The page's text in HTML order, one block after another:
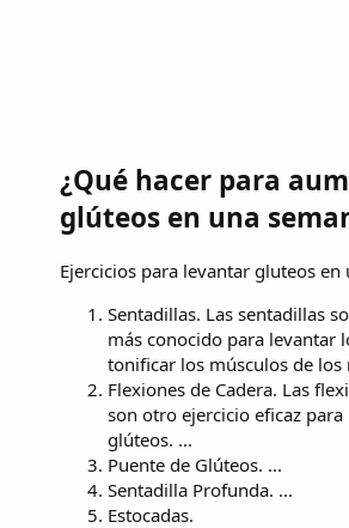
¿Qué hacer para
glúteos en una
Ejercicios para levantar gluteos en
Sentadillas. Las sentadillas
más conocido para levantar
tonificar los músculos de los
Flexiones de Cadera. Las
son otro ejercicio eficaz
glúteos. ...
Puente de Glúteos. ...
Sentadilla Profunda. ...
Estocadas.